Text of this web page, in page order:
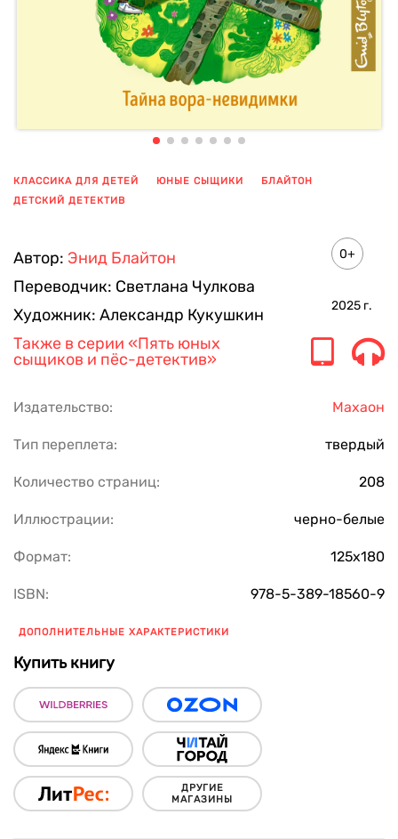
КЛАССИКА ДЛЯ ДЕТЕЙ ЮНЫЕ СЫЩИКИ
БЛАЙТОН
ДЕТСКИЙ ДЕТЕКТИВ
Автор: Энид Блайтон
Переводчик: Светлана Чулкова
Художник: Александр Кукушкин
0+
2025 г.
Также в серии «Пять юных
сыщиков и пёс-детектив»
Издательство: Махаон
Тип переплета: твердый
Количество страниц: 208
Иллюстрации: черно-белые
Формат: 125х180
ISBN: 978-5-389-18560-9
ДОПОЛНИТЕЛЬНЫЕ ХАРАКТЕРИСТИКИ
Купить книгу
ДРУГИЕ
МАГАЗИНЫ